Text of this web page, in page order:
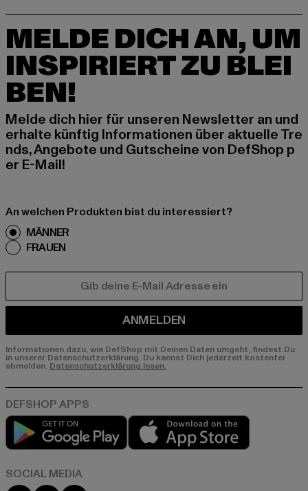
MELDE DICH AN, UM
INSPIRIERT ZU BLEI
BEN!
Melde dich hier für unseren Newsletter an und
erhalte künftig Informationen über aktuelle Tre
nds, Angebote und Gutscheine von DefShop p
er E-Mail!
An welchen Produkten bist du interessiert?
MÄNNER
FRAUEN
ANMELDEN
Informationen dazu, wie DefShop mit Deinen Daten umgeht, findest Du
in unserer Datenschutzerklärung. Du kannst Dich jederzeit kostenfei
abmelden. Datenschutzerklärung lesen.
Play market